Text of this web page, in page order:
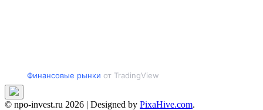
Финансовые рынки от TradingView
© npo-invest.ru 2026 | Designed by PixaHive.com.